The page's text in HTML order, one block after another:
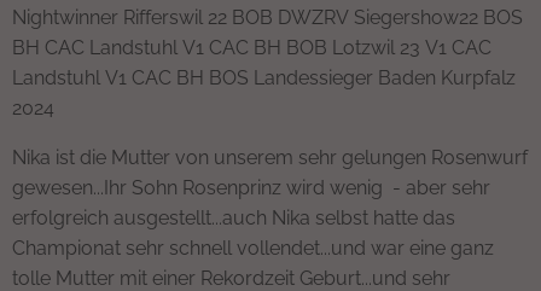
Nightwinner Rifferswil 22 BOB DWZRV Siegershow22 BOS
BH CAC Landstuhl V1 CAC BH BOB Lotzwil 23 V1 CAC
Landstuhl V1 CAC BH BOS Landessieger Baden Kurpfalz
2024
Nika ist die Mutter von unserem sehr gelungen Rosenwurf
gewesen...Ihr Sohn Rosenprinz wird wenig - aber sehr
erfolgreich ausgestellt...auch Nika selbst hatte das
Championat sehr schnell vollendet...und war eine ganz
tolle Mutter mit einer Rekordzeit Geburt...und sehr